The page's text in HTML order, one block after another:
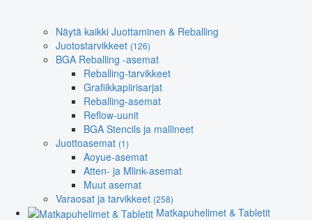
Näytä kaikki Juottaminen & Reballing
Juotostarvikkeet (126)
BGA Reballing -asemat
Reballing-tarvikkeet
Grafiikkapiirisarjat
Reballing-asemat
Reflow-uunit
BGA Stencils ja mallineet
Juottoasemat (1)
Aoyue-asemat
Atten- ja Mlink-asemat
Muut asemat
Varaosat ja tarvikkeet (258)
Matkapuhelimet & Tabletit